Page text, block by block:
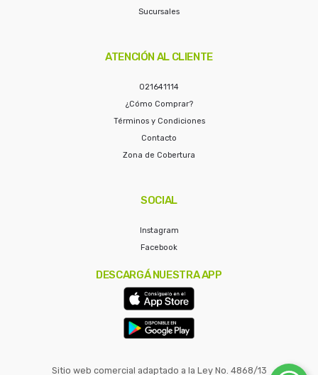
Sucursales
ATENCIÓN AL CLIENTE
021641114
¿Cómo Comprar?
Términos y Condiciones
Contacto
Zona de Cobertura
SOCIAL
Instagram
Facebook
DESCARGÁ NUESTRA APP
Sitio web comercial adaptado a la Ley No. 4868/13